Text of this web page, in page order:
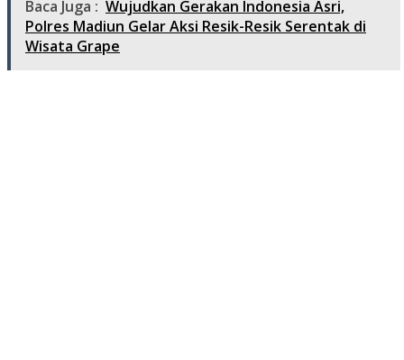
Baca Juga : Wujudkan Gerakan Indonesia Asri,
Polres Madiun Gelar Aksi Resik-Resik Serentak di
Wisata Grape